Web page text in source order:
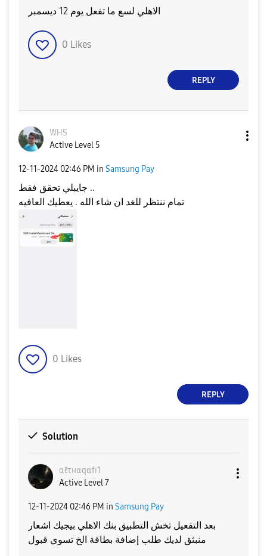
الاهلي لسع ما تفعل يوم 12 ديسمبر
0 Likes
REPLY
WHS
Active Level 5
‎12-11-2024 02:46 PM in Samsung Pay
جايبلي تحقق فقط ..
تمام ننتظر للغد ان شاء الله . يعطيك العافيه
0 Likes
REPLY
Solution
αℓτнαqαfɪ1
Active Level 7
‎12-11-2024 02:46 PM in Samsung Pay
بعد التفعيل تخش التطبيق بنك الاهلي بيجيك اشعار
منبثق لديك طلب إضافة بطاقة الخ تسوي قبول